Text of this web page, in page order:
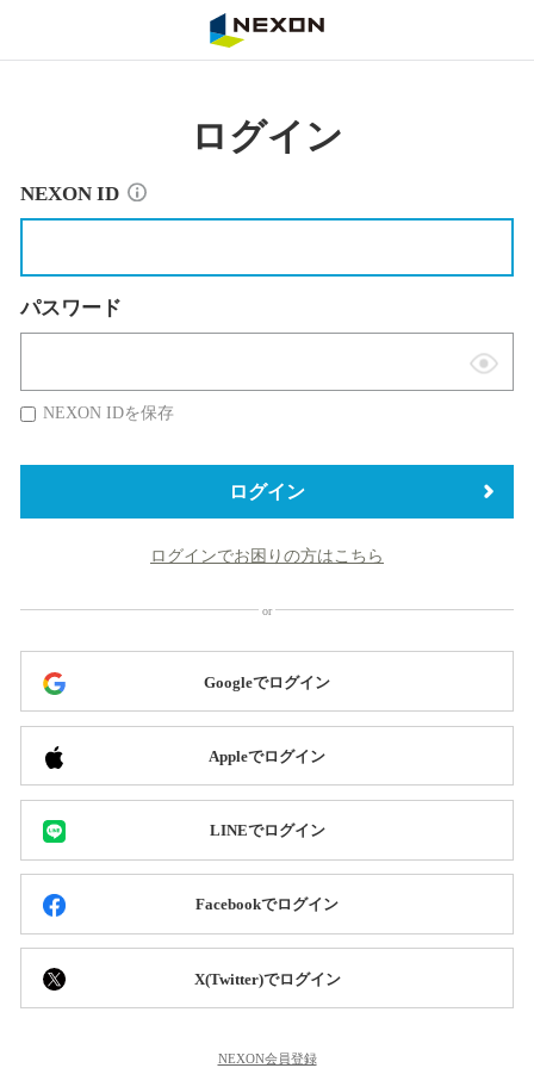
ログイン
NEXON ID
パスワード
表
替
NEXON IDを保存
ログイン
ログインでお困りの方はこちら
Googleでログイン
Appleでログイン
LINEでログイン
Facebookでログイン
X(Twitter)でログイン
NEXON会員登録